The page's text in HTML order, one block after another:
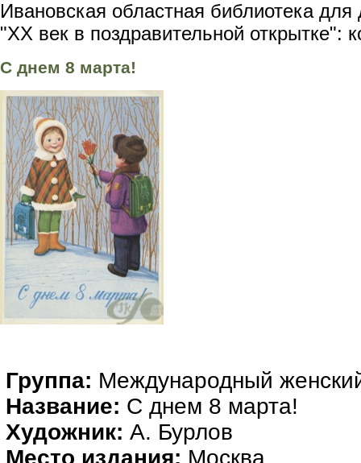
Ивановская областная библиотека
"XX век в поздравительной открытке":
С днем 8 марта!
Группа: Международный
Название: С днем 8 марта!
Художник: А. Бурлов
Место издания: Москва